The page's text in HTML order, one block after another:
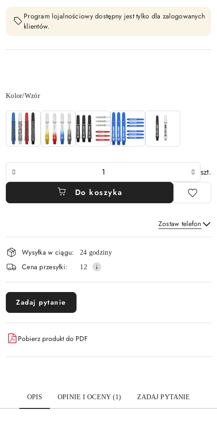
Program lojalnościowy dostępny jest tylko dla zalogowanych
klientów.
Wariant
Kolor/Wzór
szt.
Do koszyka
Zostaw telefon
Wyślij
i
dostawa
Wysyłka w ciągu: 24 godziny
Cena przesyłki: 12
Zadaj pytanie
Pobierz produkt do PDF
OPIS OPINIE I OCENY (1) ZADAJ PYTANIE